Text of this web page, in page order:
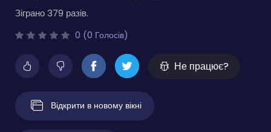
Зіграно 379 разів.
0 (0 Голосів)
Не працює?
Відкрити в новому вікні